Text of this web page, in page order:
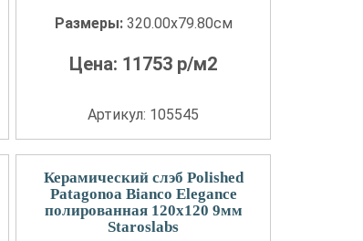
Размеры: 320.00x79.80см
Цена: 11753 р/м2
Артикул: 105545
Керамический слэб Polished
Patagonoa Bianco Elegance
полированная 120x120 9мм
Staroslabs